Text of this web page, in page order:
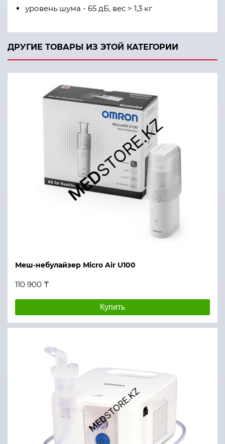
уровень шума - 65 дБ, вес > 1,3 кг
ДРУГИЕ ТОВАРЫ ИЗ ЭТОЙ КАТЕГОРИИ
Меш-небулайзер Micro Air U100
110 900 ₸
Купить